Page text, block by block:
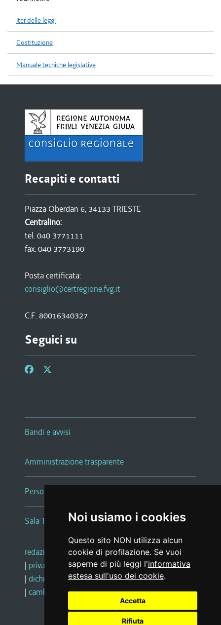
Noi usiamo i cookies
Questo sito NON utilizza alcun
cookie di profilazione. Se vuoi
saperne di più leggi l'informativa
estesa sull'uso dei cookie.
Accetta
Rifiuta
Iter delle leggi
Costituzione
Manuale tecniche legislative
Recapiti e contatti
Piazza Oberdan 6, 34133 TRIESTE
Centralino:
tel. 040 3771111
fax. 040 3773190
Posta certificata:
consiglio@certregione.fvg.it
C.F. 80016340327
Seguici su
Bandi e avvisi
Amministrazione trasparente
Persone e Uffici
Sala Tiziano Tessitori
redazione web |note legali |glossario
| privacy
social media policy
| dichiarazione di accessibilità |feedback
| cambio preferenze cookie